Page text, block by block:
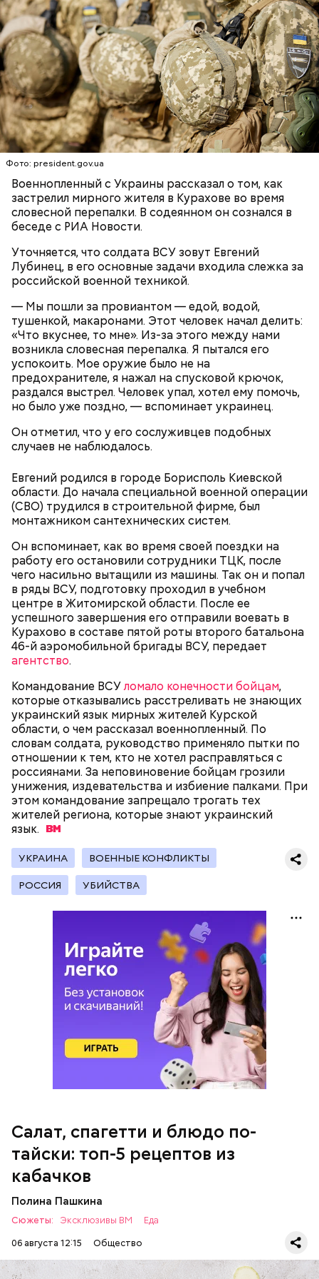
Фото: president.gov.ua
Военнопленный с Украины рассказал о том, как
застрелил мирного жителя в Курахове во время
словесной перепалки. В содеянном он сознался в
беседе с РИА Новости.
Уточняется, что солдата ВСУ зовут Евгений
Лубинец, в его основные задачи входила слежка за
российской военной техникой.
— Мы пошли за провиантом — едой, водой,
тушенкой, макаронами. Этот человек начал делить:
«Что вкуснее, то мне». Из-за этого между нами
возникла словесная перепалка. Я пытался его
успокоить. Мое оружие было не на
предохранителе, я нажал на спусковой крючок,
раздался выстрел. Человек упал, хотел ему помочь,
но было уже поздно, — вспоминает украинец.
Он отметил, что у его сослуживцев подобных
случаев не наблюдалось.
Евгений родился в городе Борисполь Киевской
области. До начала специальной военной операции
(СВО) трудился в строительной фирме, был
монтажником сантехнических систем.
Он вспоминает, как во время своей поездки на
работу его остановили сотрудники ТЦК, после
чего насильно вытащили из машины. Так он и попал
в ряды ВСУ, подготовку проходил в учебном
центре в Житомирской области. После ее
успешного завершения его отправили воевать в
Курахово в составе пятой роты второго батальона
46-й аэромобильной бригады ВСУ, передает
агентство.
Командование ВСУломало конечности бойцам,
которые отказывались расстреливать не знающих
украинский язык мирных жителей Курской
области, о чем рассказал военнопленный. По
словам солдата, руководство применяло пытки по
отношении к тем, кто не хотел расправляться с
россиянами. За неповиновение бойцам грозили
унижения, издевательства и избиение палками. При
этом командование запрещало трогать тех
жителей региона, которые знают украинский
язык.
УКРАИНА ВОЕННЫЕ КОНФЛИКТЫ
РОССИЯ УБИЙСТВА
Салат, спагетти и блюдо по-
тайски: топ-5 рецептов из
кабачков
Полина Пашкина
Сюжеты: Эксклюзивы ВМ
Еда
06 августа 12:15
Общество
кабачок;
петрушка;
оливковое масло;
— Кабачки, порезанные кубиками, нужно легко
обжарить на сковороде. К ним добавляются зелень
петрушки, чеснок, соль и оливковое масло.
Получается очень вкусно, — поделился рецептом
Копылов.
Спагетти из кабачков
Однако диетолог предупредила: не для всех дыня
может быть полезна. В первую очередь ее стоит
есть с осторожностью людям:
с сахарным диабетом;
лишним весом.
— В дыне содержится много сахара, который
представлен фруктозой. С одной стороны — это
хорошо, потому что дает энергию. Но важно
помнить, что сладкими дынями не нужно сильно
увлекаться, так же как и арбузами, людям с
подчеркнула доктор.
Терапевт Кондрахин назвал
продукты и напитки, которые
выводят токсины из организма
Ранние плоды, по словам врача, лучше не есть:
беременным, кормящим женщинам;
людям с ослабленной иммунной системой;
пожилым;
детям.
рака: чем полезен кресс-салат